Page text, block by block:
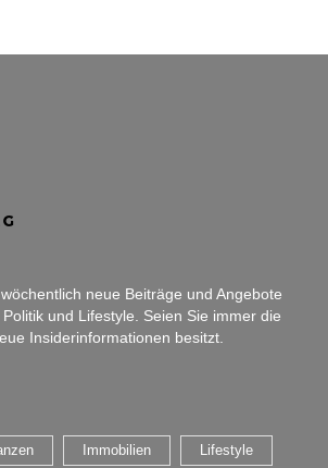
neue Beiträge und Angebote
und Lifestyle. Seien Sie immer die
Insiderinformationen besitzt.
Immobilien Lifestyle